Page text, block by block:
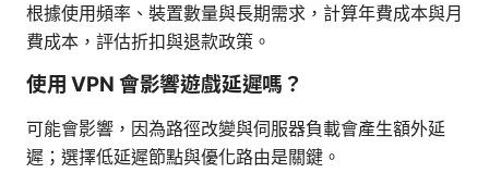
根據使用頻率、裝置數量與長期需求，計算年費成本與月
費成本，評估折扣與退款政策。
使用 VPN 會影響遊戲延遲嗎？
可能會影響，因為路徑改變與伺服器負載會產生額外延
遲；選擇低延遲節點與優化路由是關鍵。